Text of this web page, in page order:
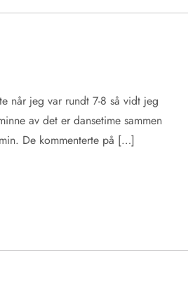
når jeg var rundt 7-8 så vidt jeg
av det er dansetime sammen
De kommenterte på […]